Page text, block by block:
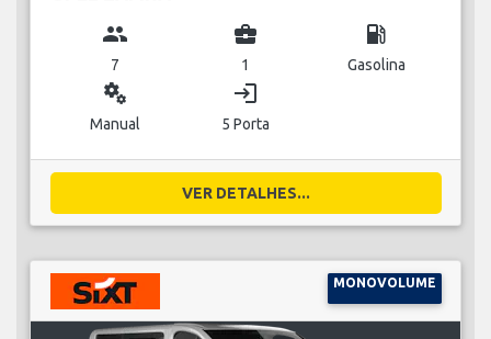
group
7
business_center
1
local_gas_station
Gasolina
miscellaneous_services
Manual
login
5 Porta
VER DETALHES...
MONOVOLUME